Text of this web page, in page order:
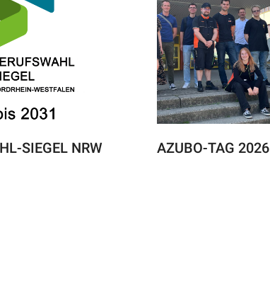
SIEGEL NRW AZUBO-TAG 2026